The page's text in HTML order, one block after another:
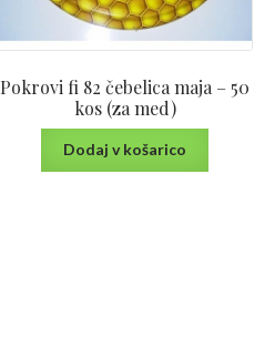
Pokrovi fi 82 čebelica maja – 50
kos (za med)
Dodaj v košarico